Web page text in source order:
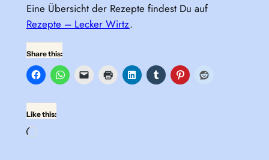
Eine Übersicht der Rezepte findest Du auf
Rezepte – Lecker Wirtz.
Share this:
Like this:
Loading…